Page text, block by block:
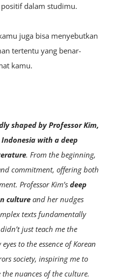
dalam studimu.
juga bisa menyebutkan
tertentu yang benar-
kamu.
shaped by Professor Kim,
with a deep
. From the beginning,
commitment, offering both
Professor Kim’s deep
culture and her nudges
texts fundamentally
just teach me the
to the essence of Korean
society, inspiring me to
nuances of the culture.